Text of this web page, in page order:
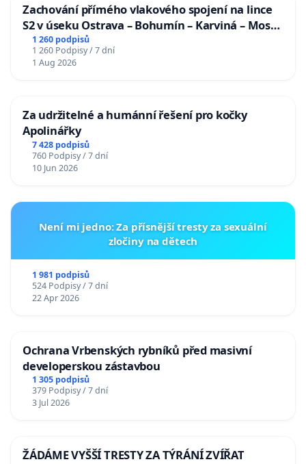
Zachování přímého vlakového spojení na lince
S2 v úseku Ostrava – Bohumín – Karviná – Mosty
u Jablunkova
1 260 podpisů
1 260 Podpisy / 7 dní
1 Aug 2026
Za udržitelné a humánní řešení pro kočky
Apolinářky
7 428 podpisů
760 Podpisy / 7 dní
10 Jun 2026
Není mi jedno: Za přísnější tresty za sexuální
zločiny na dětech
1 981 podpisů
524 Podpisy / 7 dní
22 Apr 2026
Ochrana Vrbenských rybníků před masivní
developerskou zástavbou
1 305 podpisů
379 Podpisy / 7 dní
3 Jul 2026
ŽÁDÁME VYŠŠÍ TRESTY ZA TÝRÁNÍ ZVÍŘAT